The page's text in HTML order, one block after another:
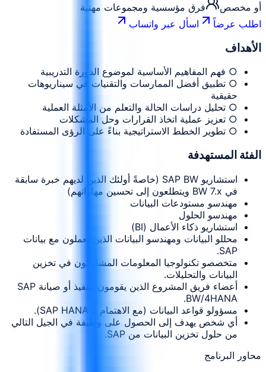
أو مخصص
فرق مؤسسية ومجموعات مهنية
اطلب عرضاً
اسأل عبر واتساب
الأهداف
○ فهم المفاهيم الأساسية لموضوع الدورة التدريبية
○ تطبيق أفضل الممارسات والتقنيات في سيناريوهات
حقيقية
○ تحليل دراسات الحالة والتعلم من الأمثلة العملية
○ تعزيز عملية اتخاذ القرارات وحل المشكلات
○ تطوير الخطط الاستراتيجية بناءً على الرؤى المستفادة
الفئة المستهدفة
استشاريو SAP BW (خاصةً أولئك الذين لديهم خبرة سابقة
في BW 7.x ويتطلعون إلى تحسين مهاراتهم)
مهندسو مستودعات البيانات
مهندسو الحلول
استشاريو ذكاء الأعمال (BI)
محللو البيانات ومهندسو البيانات الذين يعملون مع بيانات
SAP.
متخصصو تكنولوجيا المعلومات المشاركون في تخزين
البيانات والتحليلات.
أعضاء فريق المشروع الذين يقومون بتنفيذ أو صيانة SAP
BW/4HANA.
مسؤولو قواعد البيانات (مع الاهتمام بـ SAP HANA).
أي شخص يهدف إلى الحصول على وظيفة في الجيل التالي
من حلول تخزين البيانات من SAP.
محاور البرنامج